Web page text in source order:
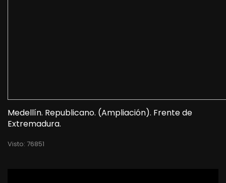
Medellín. Republicano. (Ampliación). Frente de
Extremadura.
Visto: 76851